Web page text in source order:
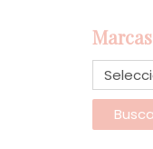
Marcas